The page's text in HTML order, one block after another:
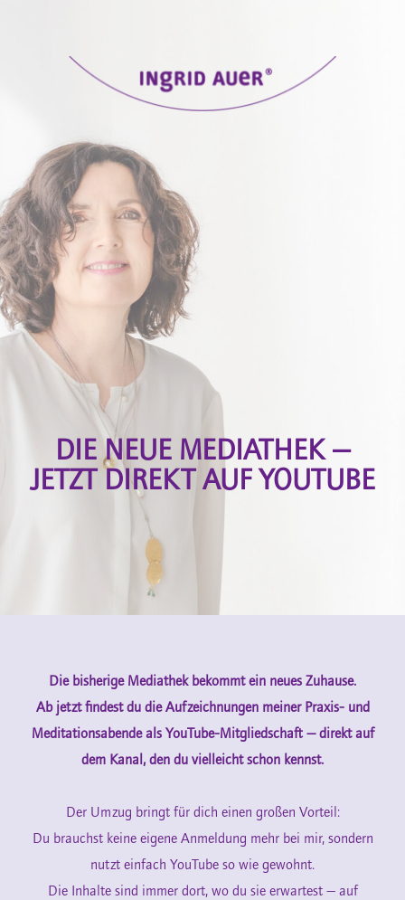
DIE NEUE MEDIATHEK —
JETZT DIREKT AUF YOUTUBE
Die bisherige Mediathek bekommt ein neues Zuhause.
Ab jetzt findest du die Aufzeichnungen meiner Praxis- und
Meditationsabende als YouTube-Mitgliedschaft — direkt auf
dem Kanal, den du vielleicht schon kennst.
Der Umzug bringt für dich einen großen Vorteil:
Du brauchst keine eigene Anmeldung mehr bei mir, sondern
nutzt einfach YouTube so wie gewohnt.
Die Inhalte sind immer dort, wo du sie erwartest — auf